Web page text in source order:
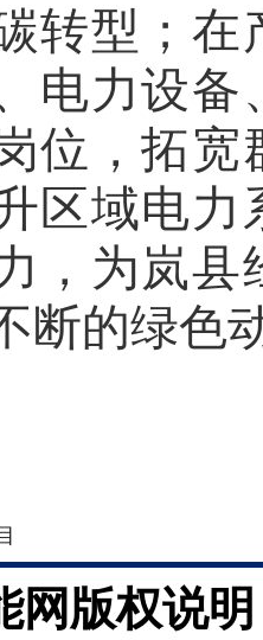
转型；在
电力设
位，拓
区域电
，为岚县
断的绿色
网版权说